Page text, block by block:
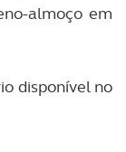
almoço em
disponível no